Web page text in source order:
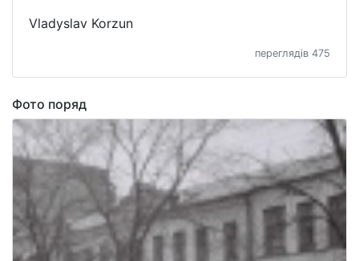
Vladyslav Korzun
переглядів 475
Фото поряд